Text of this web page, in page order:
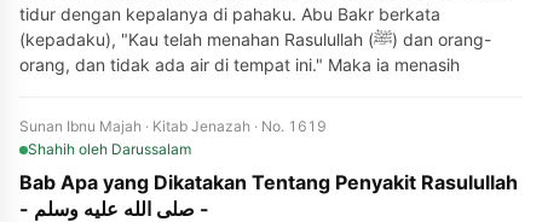
tidur dengan kepalanya di pahaku. Abu Bakr berkata
(kepadaku), "Kau telah menahan Rasulullah (ﷺ) dan orang-
orang, dan tidak ada air di tempat ini." Maka ia menasih
Sunan Ibnu Majah · Kitab Jenazah · No. 1619
Shahih oleh Darussalam
Bab Apa yang Dikatakan Tentang Penyakit Rasulullah
- صلى الله عليه وسلم -